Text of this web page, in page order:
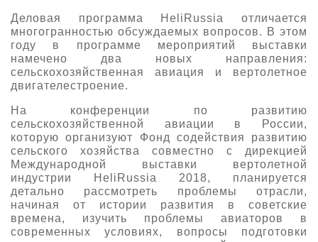
Деловая программа HeliRussia отличается
многогранностью обсуждаемых вопросов. В этом
году в программе мероприятий выставки
намечено два новых направления:
сельскохозяйственная авиация и вертолетное
двигателестроение.
На конференции по развитию
сельскохозяйственной авиации в России,
которую организуют Фонд содействия развитию
сельского хозяйства совместно с дирекцией
Международной выставки вертолетной
индустрии HeliRussia 2018, планируется
детально рассмотреть проблемы отрасли,
начиная от истории развития в советские
времена, изучить проблемы авиаторов в
современных условиях, вопросы подготовки